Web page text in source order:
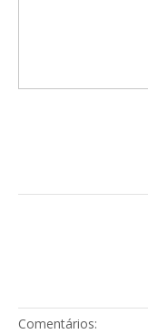
Comentários: